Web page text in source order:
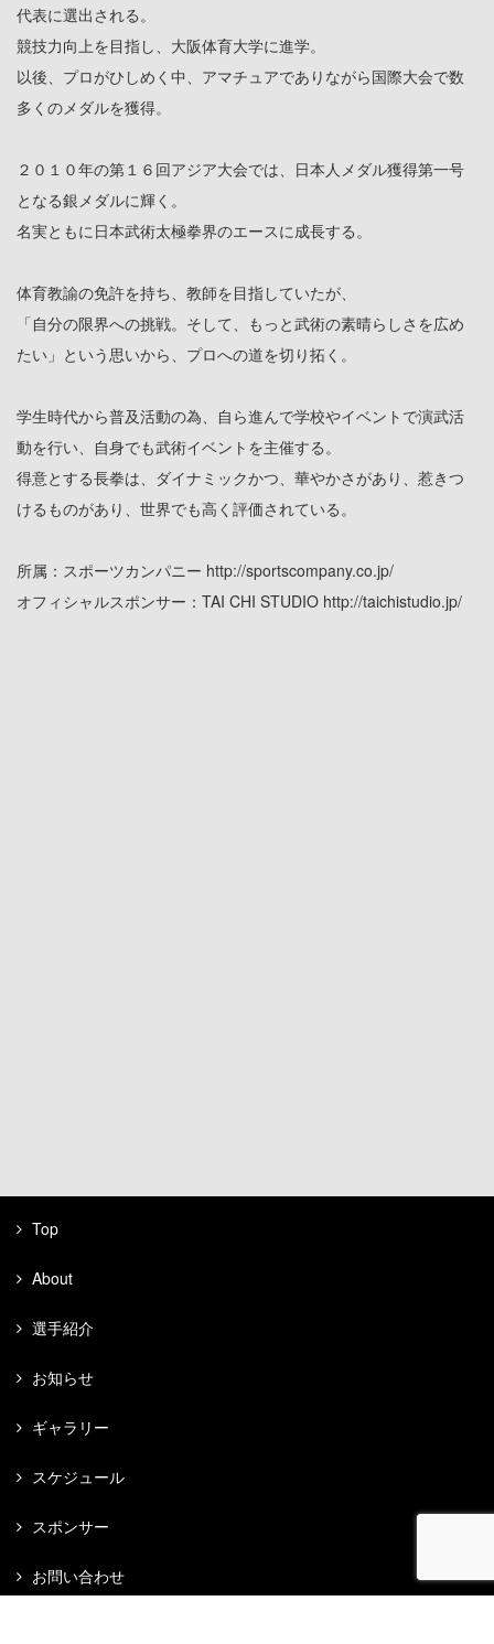
代表に選出される。
競技力向上を目指し、大阪体育大学に進学。
以後、プロがひしめく中、アマチュアでありながら国際大会で数
多くのメダルを獲得。
２０１０年の第１６回アジア大会では、日本人メダル獲得第一号
となる銀メダルに輝く。
名実ともに日本武術太極拳界のエースに成長する。
体育教諭の免許を持ち、教師を目指していたが、
「自分の限界への挑戦。そして、もっと武術の素晴らしさを広め
たい」という思いから、プロへの道を切り拓く。
学生時代から普及活動の為、自ら進んで学校やイベントで演武活
動を行い、自身でも武術イベントを主催する。
得意とする長拳は、ダイナミックかつ、華やかさがあり、惹きつ
けるものがあり、世界でも高く評価されている。
所属：スポーツカンパニー http://sportscompany.co.jp/
オフィシャルスポンサー：TAI CHI STUDIO http://taichistudio.jp/
Top
About
選手紹介
お知らせ
ギャラリー
スケジュール
スポンサー
お問い合わせ